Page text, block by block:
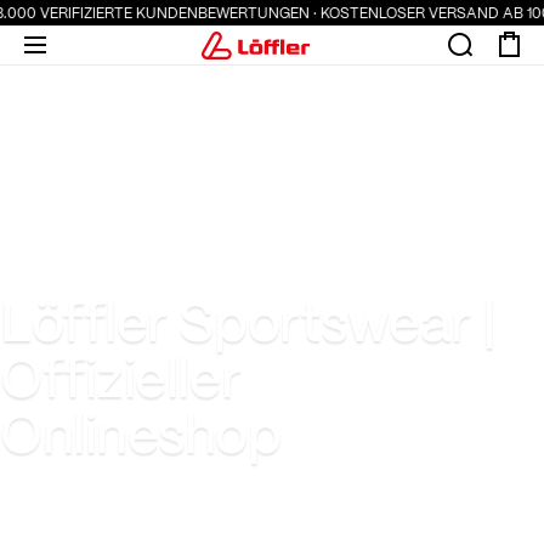
KUNDENBEWERTUNGEN · KOSTENLOSER VERSAND AB 100 €
Löffler Sportswear |
Offizieller
Onlineshop